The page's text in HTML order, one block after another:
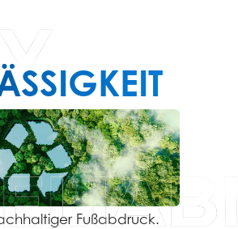
Fußabdruck.